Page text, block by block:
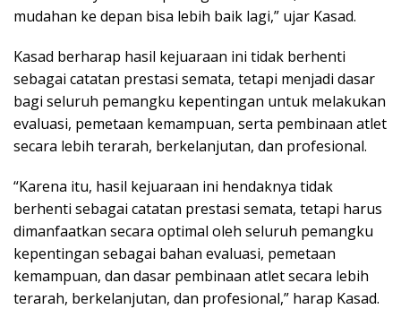
mudahan ke depan bisa lebih baik lagi,” ujar Kasad.
Kasad berharap hasil kejuaraan ini tidak berhenti
sebagai catatan prestasi semata, tetapi menjadi dasar
bagi seluruh pemangku kepentingan untuk melakukan
evaluasi, pemetaan kemampuan, serta pembinaan atlet
secara lebih terarah, berkelanjutan, dan profesional.
“Karena itu, hasil kejuaraan ini hendaknya tidak
berhenti sebagai catatan prestasi semata, tetapi harus
dimanfaatkan secara optimal oleh seluruh pemangku
kepentingan sebagai bahan evaluasi, pemetaan
kemampuan, dan dasar pembinaan atlet secara lebih
terarah, berkelanjutan, dan profesional,” harap Kasad.